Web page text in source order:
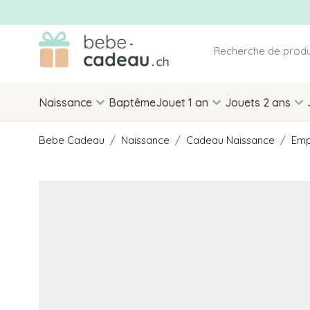
Allez au contenu
Naissance BaptêmeJouet 1 an Jouets 2 ans
Bebe Cadeau / Naissance / Cadeau Naissance /